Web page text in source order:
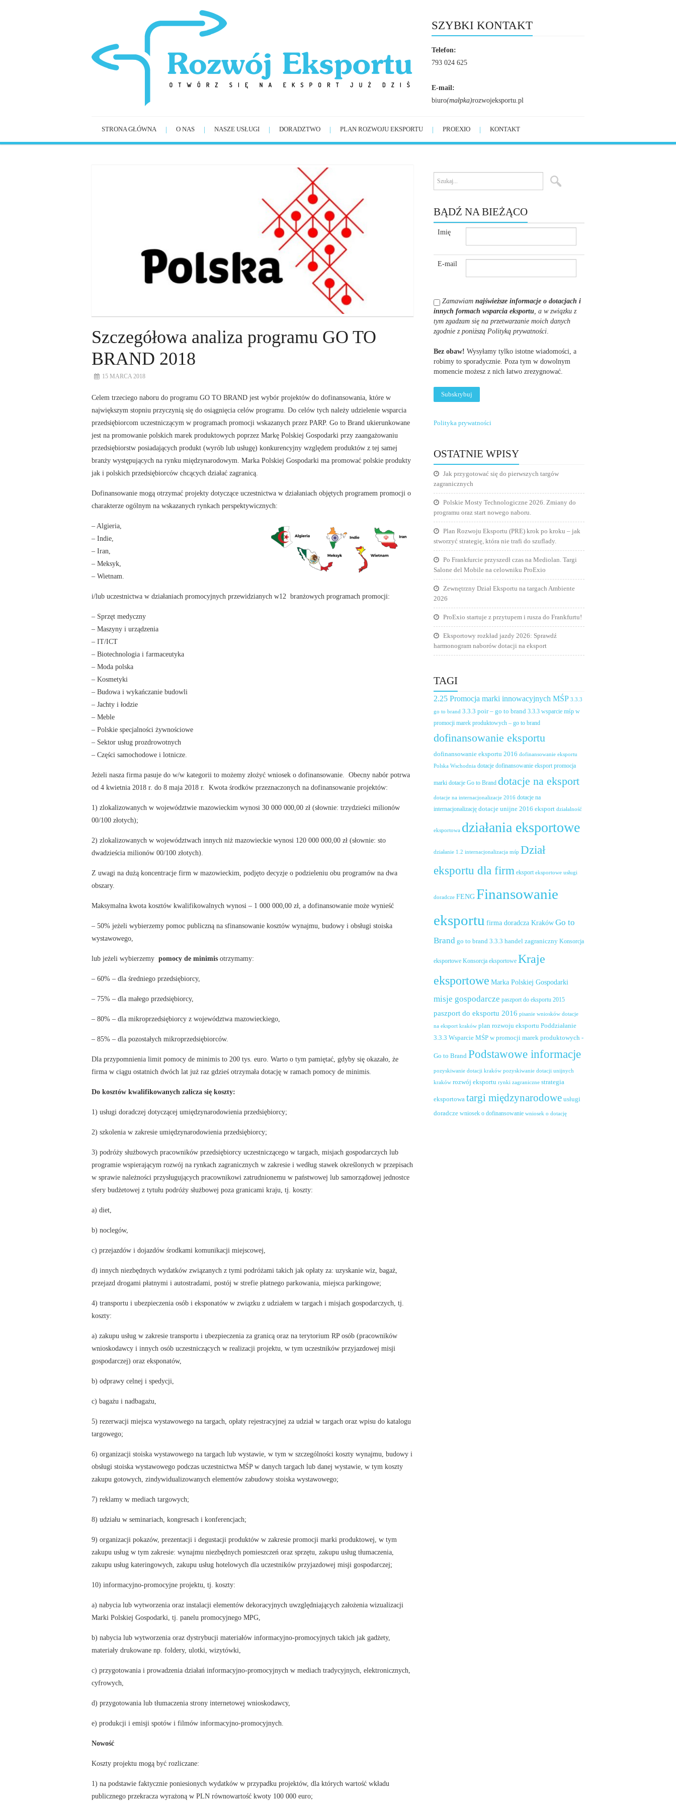
SZYBKI KONTAKT
Telefon:
793 024 625
E-mail:
biuro(małpka)rozwojeksportu.pl
STRONA GŁÓWNA O NAS NASZE USŁUGI DORADZTWO PLAN ROZWOJU EKSPORTU PROEXIO KONTAKT
Szczegółowa analiza programu GO TO
BRAND 2018
15 MARCA 2018
Celem trzeciego naboru do programu GO TO BRAND jest wybór projektów do dofinansowania, które w
największym stopniu przyczynią się do osiągnięcia celów programu. Do celów tych należy udzielenie wsparcia
przedsiębiorcom uczestniczącym w programach promocji wskazanych przez PARP. Go to Brand ukierunkowane
jest na promowanie polskich marek produktowych poprzez Markę Polskiej Gospodarki przy zaangażowaniu
przedsiębiorstw posiadających produkt (wyrób lub usługę) konkurencyjny względem produktów z tej samej
branży występujących na rynku międzynarodowym. Marka Polskiej Gospodarki ma promować polskie produkty
jak i polskich przedsiębiorców chcących działać zagranicą.
Dofinansowanie mogą otrzymać projekty dotyczące uczestnictwa w działaniach objętych programem promocji o
charakterze ogólnym na wskazanych rynkach perspektywicznych:
– Algieria,
– Indie,
– Iran,
– Meksyk,
– Wietnam.
i/lub uczestnictwa w działaniach promocyjnych przewidzianych w12 branżowych programach promocji:
– Sprzęt medyczny
– Maszyny i urządzenia
– IT/ICT
– Biotechnologia i farmaceutyka
– Moda polska
– Kosmetyki
– Budowa i wykańczanie budowli
– Jachty i łodzie
– Meble
– Polskie specjalności żywnościowe
– Sektor usług prozdrowotnych
– Części samochodowe i lotnicze.
Jeżeli nasza firma pasuje do w/w kategorii to możemy złożyć wniosek o dofinansowanie. Obecny nabór potrwa
od 4 kwietnia 2018 r. do 8 maja 2018 r. Kwota środków przeznaczonych na dofinansowanie projektów:
1) zlokalizowanych w województwie mazowieckim wynosi 30 000 000,00 zł (słownie: trzydzieści milionów
00/100 złotych);
2) zlokalizowanych w województwach innych niż mazowieckie wynosi 120 000 000,00 zł (słownie: sto
dwadzieścia milionów 00/100 złotych).
Z uwagi na dużą koncentracje firm w mazowieckim, podjęto decyzje o podzieleniu obu programów na dwa
obszary.
Maksymalna kwota kosztów kwalifikowalnych wynosi – 1 000 000,00 zł, a dofinansowanie może wynieść
– 50% jeżeli wybierzemy pomoc publiczną na sfinansowanie kosztów wynajmu, budowy i obsługi stoiska
wystawowego,
lub jeżeli wybierzemy pomocy de minimis otrzymamy:
– 60% – dla średniego przedsiębiorcy,
– 75% – dla małego przedsiębiorcy,
– 80% – dla mikroprzedsiębiorcy z województwa mazowieckiego,
– 85% – dla pozostałych mikroprzedsiębiorców.
Dla przypomnienia limit pomocy de minimis to 200 tys. euro. Warto o tym pamiętać, gdyby się okazało, że
firma w ciągu ostatnich dwóch lat już raz gdzieś otrzymała dotację w ramach pomocy de minimis.
Do kosztów kwalifikowanych zalicza się koszty:
1) usługi doradczej dotyczącej umiędzynarodowienia przedsiębiorcy;
2) szkolenia w zakresie umiędzynarodowienia przedsiębiorcy;
3) podróży służbowych pracowników przedsiębiorcy uczestniczącego w targach, misjach gospodarczych lub
programie wspierającym rozwój na rynkach zagranicznych w zakresie i według stawek określonych w przepisach
w sprawie należności przysługujących pracownikowi zatrudnionemu w państwowej lub samorządowej jednostce
sfery budżetowej z tytułu podróży służbowej poza granicami kraju, tj. koszty:
a) diet,
b) noclegów,
c) przejazdów i dojazdów środkami komunikacji miejscowej,
d) innych niezbędnych wydatków związanych z tymi podróżami takich jak opłaty za: uzyskanie wiz, bagaż,
przejazd drogami płatnymi i autostradami, postój w strefie płatnego parkowania, miejsca parkingowe;
4) transportu i ubezpieczenia osób i eksponatów w związku z udziałem w targach i misjach gospodarczych, tj.
koszty:
a) zakupu usług w zakresie transportu i ubezpieczenia za granicą oraz na terytorium RP osób (pracowników
wnioskodawcy i innych osób uczestniczących w realizacji projektu, w tym uczestników przyjazdowej misji
gospodarczej) oraz eksponatów,
b) odprawy celnej i spedycji,
c) bagażu i nadbagażu,
5) rezerwacji miejsca wystawowego na targach, opłaty rejestracyjnej za udział w targach oraz wpisu do katalogu
targowego;
6) organizacji stoiska wystawowego na targach lub wystawie, w tym w szczególności koszty wynajmu, budowy i
obsługi stoiska wystawowego podczas uczestnictwa MŚP w danych targach lub danej wystawie, w tym koszty
zakupu gotowych, zindywidualizowanych elementów zabudowy stoiska wystawowego;
7) reklamy w mediach targowych;
8) udziału w seminariach, kongresach i konferencjach;
9) organizacji pokazów, prezentacji i degustacji produktów w zakresie promocji marki produktowej, w tym
zakupu usług w tym zakresie: wynajmu niezbędnych pomieszczeń oraz sprzętu, zakupu usług tłumaczenia,
zakupu usług kateringowych, zakupu usług hotelowych dla uczestników przyjazdowej misji gospodarczej;
10) informacyjno-promocyjne projektu, tj. koszty:
a) nabycia lub wytworzenia oraz instalacji elementów dekoracyjnych uwzględniających założenia wizualizacji
Marki Polskiej Gospodarki, tj. panelu promocyjnego MPG,
b) nabycia lub wytworzenia oraz dystrybucji materiałów informacyjno-promocyjnych takich jak gadżety,
materiały drukowane np. foldery, ulotki, wizytówki,
c) przygotowania i prowadzenia działań informacyjno-promocyjnych w mediach tradycyjnych, elektronicznych,
cyfrowych,
d) przygotowania lub tłumaczenia strony internetowej wnioskodawcy,
e) produkcji i emisji spotów i filmów informacyjno-promocyjnych.
Nowość
Koszty projektu mogą być rozliczane:
1) na podstawie faktycznie poniesionych wydatków w przypadku projektów, dla których wartość wkładu
publicznego przekracza wyrażoną w PLN równowartość kwoty 100 000 euro;
BĄDŹ NA BIEŻĄCO
Imię
E-mail
Zamawiam najświeższe informacje o dotacjach i
innych formach wsparcia eksportu, a w związku z
tym zgadzam się na przetwarzanie moich danych
zgodnie z poniższą Polityką prywatności.
Bez obaw! Wysyłamy tylko istotne wiadomości, a
robimy to sporadycznie. Poza tym w dowolnym
momencie możesz z nich łatwo zrezygnować.
Polityka prywatności
OSTATNIE WPISY
Jak przygotować się do pierwszych targów
zagranicznych
Polskie Mosty Technologiczne 2026. Zmiany do
programu oraz start nowego naboru.
Plan Rozwoju Eksportu (PRE) krok po kroku – jak
stworzyć strategię, która nie trafi do szuflady.
Po Frankfurcie przyszedł czas na Mediolan. Targi
Salone del Mobile na celowniku ProExio
Zewnętrzny Dział Eksportu na targach Ambiente
2026
ProExio startuje z przytupem i rusza do Frankfurtu!
Eksportowy rozkład jazdy 2026: Sprawdź
harmonogram naborów dotacji na eksport
TAGI
2.25 Promocja marki innowacyjnych MŚP 3.3.3
go to brand 3.3.3 poir – go to brand 3.3.3 wsparcie mśp w
promocji marek produktowych – go to brand
dofinansowanie eksportu
dofinansowanie eksportu 2016 dofinansowanie eksportu
Polska Wschodnia dotacje dofinansowanie eksport promocja
marki dotacje Go to Brand dotacje na eksport
dotacje na internacjonalizacje 2016 dotacje na
internacjonalizację dotacje unijne 2016 eksport działalność
eksportowa działania eksportowe
działanie 1.2 internacjonalizacja mśp Dział
eksportu dla firm eksport eksportowe usługi
doradcze FENG Finansowanie
eksportu firma doradcza KrakówGo to
Brand go to brand 3.3.3 handel zagraniczny Konsorcja
eksportowe Konsorcja eksportowe Kraje
eksportowe Marka Polskiej Gospodarki
misje gospodarcze paszport do eksportu 2015
paszport do eksportu 2016 pisanie wniosków dotacje
na eksport kraków plan rozwoju eksportu Poddziałanie
3.3.3 Wsparcie MŚP w promocji marek produktowych -
Go to Brand Podstawowe informacje
pozyskiwanie dotacji kraków pozyskiwanie dotacji unijnych
kraków rozwój eksportu rynki zagraniczne strategia
eksportowa targi międzynarodowe usługi
doradcze wniosek o dofinansowanie wniosek o dotację